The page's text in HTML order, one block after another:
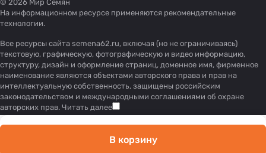
© 2026 Мир Семян
На информационном ресурсе применяются рекомендательные
технологии.
Все ресурсы сайта semena62.ru, включая (но не ограничиваясь)
текстовую, графическую, фотографическую и видео информацию,
структуру, дизайн и оформление страниц, доменное имя, фирменное
наименование являются объектами авторского права и прав на
интеллектуальную собственность, защищены российским
законодательством и международными соглашениями об охране
авторских прав. Читать далее
В корзину